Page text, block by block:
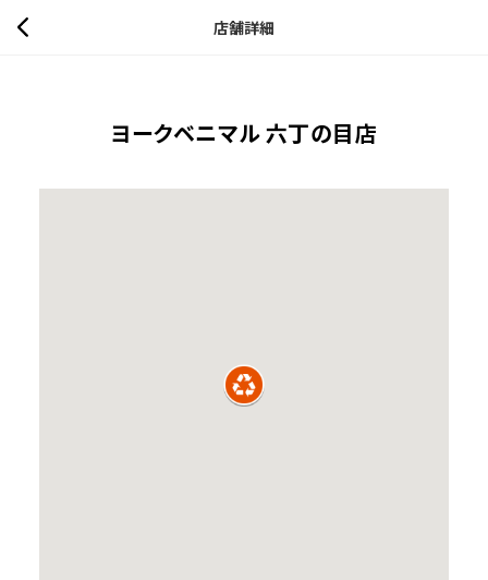
店舗詳細
ヨークベニマル 六丁の目店